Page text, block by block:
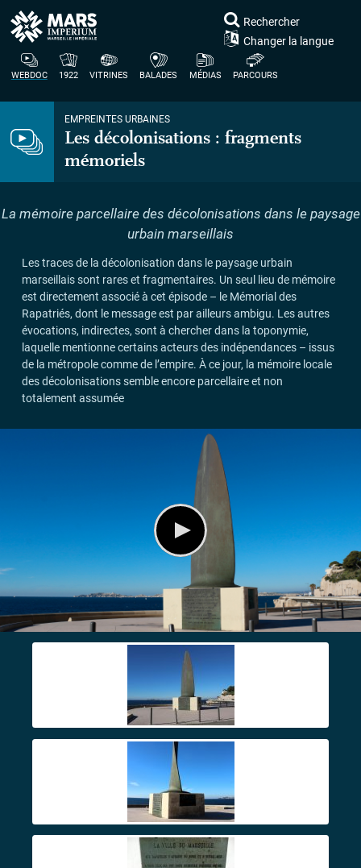
WEBDOC 1922 VITRINES BALADES MÉDIAS PARCOURS
Rechercher
Changer la langue
EMPREINTES URBAINES
Les décolonisations : fragments
mémoriels
La mémoire parcellaire des décolonisations dans le paysage
urbain marseillais
Les traces de la décolonisation dans le paysage urbain
marseillais sont rares et fragmentaires. Un seul lieu de mémoire
est directement associé à cet épisode – le Mémorial des
Rapatriés, dont le message est par ailleurs ambigu. Les autres
évocations, indirectes, sont à chercher dans la toponymie,
laquelle mentionne certains acteurs des indépendances – issus
de la métropole comme de l’empire. À ce jour, la mémoire locale
des décolonisations semble encore parcellaire et non
totalement assumée